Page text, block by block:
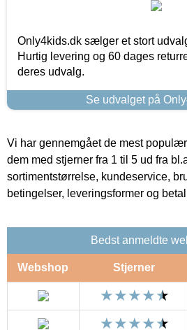
Only4kids.dk sælger et stort
Hurtig levering og 60 dages
deres udvalg.
Se udvalget på
Vi har gennemgået de mest
dem med stjerner fra 1 til 5 ud fra
sortimentstørrelse, kundeservice,
betingelser, leveringsformer og
Bedst anmeldte
Webshop Stjerner